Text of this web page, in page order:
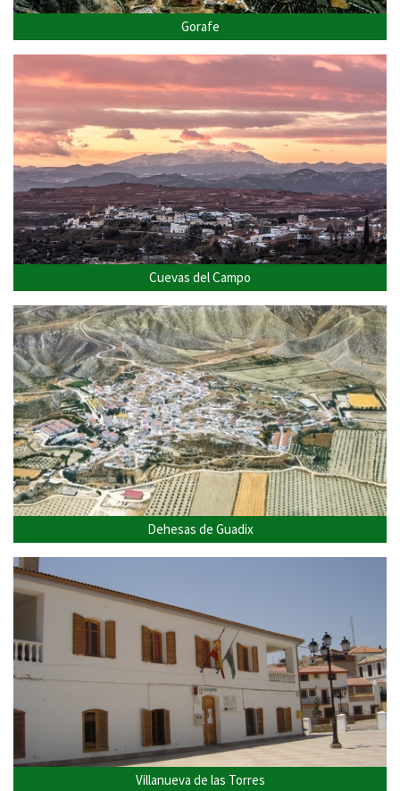
Gorafe
Cuevas del Campo
Dehesas de Guadix
Villanueva de las Torres